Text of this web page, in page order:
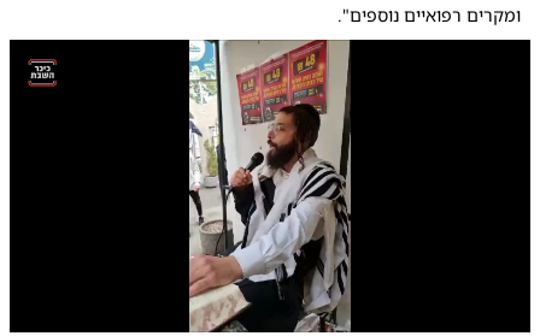
ומקרים רפואיים נוספים".
0:00 / 1:16